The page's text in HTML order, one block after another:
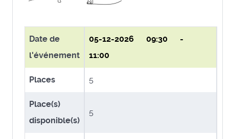
Date de
l'événement
05-12-2026 09:30 -
11:00
Places 5
Place(s)
disponible(s)
5